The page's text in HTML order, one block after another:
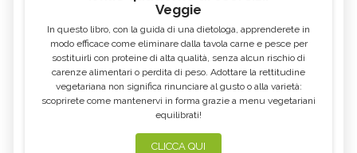
Veggie
In questo libro, con la guida di una dietologa, apprenderete in
modo efficace come eliminare dalla tavola carne e pesce per
sostituirli con proteine di alta qualità, senza alcun rischio di
carenze alimentari o perdita di peso. Adottare la rettitudine
vegetariana non significa rinunciare al gusto o alla varietà:
scoprirete come mantenervi in forma grazie a menu vegetariani
equilibrati!
CLICCA QUI